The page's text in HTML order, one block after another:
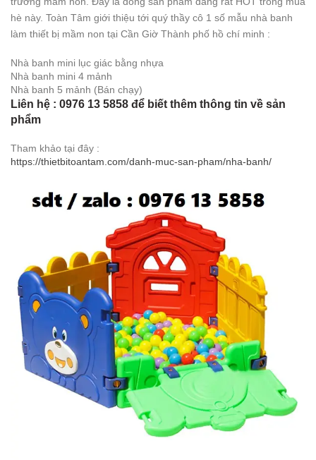
hè này. Toàn Tâm giới thiệu tới quý thầy cô 1 số mẫu nhà banh
làm thiết bị mầm non tại Cần Giờ Thành phố hồ chí minh :
Nhà banh mini lục giác bằng nhựa
Nhà banh mini 4 mảnh
Nhà banh 5 mảnh (Bán chạy)
Liên hệ : 0976 13 5858 để biết thêm thông tin về sản
phẩm
Tham khảo tại đây :
https://thietbitoantam.com/danh-muc-san-pham/nha-banh/